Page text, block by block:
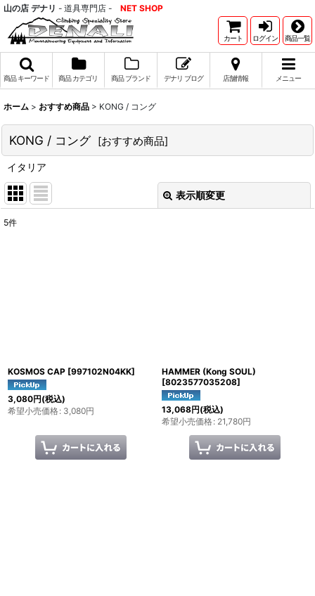
山の店 デナリ - 道具専門店 - NET SHOP
カート ログイン 商品一覧
商品 キーワード 商品 カテゴリ 商品 ブランド デナリ ブログ 店舗情報 メニュー
ホーム > おすすめ商品 > KONG / コング
KONG / コング [おすすめ商品]
イタリア
表示順変更
5件
KOSMOS CAP [997102N04KK]
3,080円(税込)
希望小売価格: 3,080円
HAMMER (Kong SOUL)
[8023577035208]
13,068円(税込)
希望小売価格: 21,780円